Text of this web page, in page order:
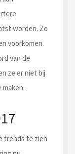
worden. Zo
voorkomen.
van de
ze er niet bij
trends te zien